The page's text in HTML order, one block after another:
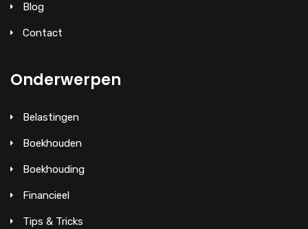
Blog
Contact
Onderwerpen
Belastingen
Boekhouden
Boekhouding
Financieel
Tips & Tricks